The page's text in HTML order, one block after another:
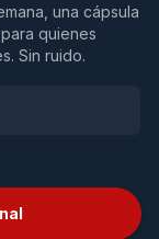
una cápsula
quienes
Sin ruido.